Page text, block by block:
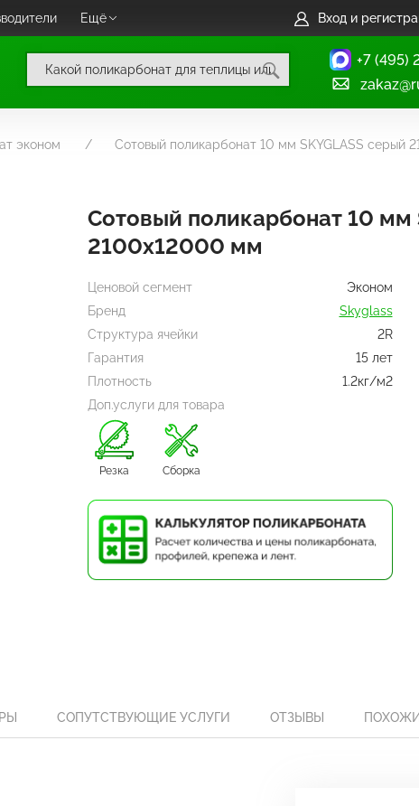
Ещё Вход и
+7 (495)
эконом Сотовый поликарбонат 10 мм SKYGLASS серый
Сотовый поликарбонат 10 мм
2100х12000 мм
Ценовой сегмент
Эконом
Бренд
Skyglass
Структура ячейки
2R
Гарантия
15 лет
Плотность
1.2кг/м2
Доп.услуги для товара
Резка Сборка
СОПУТСТВУЮЩИЕ УСЛУГИ ОТЗЫВЫ